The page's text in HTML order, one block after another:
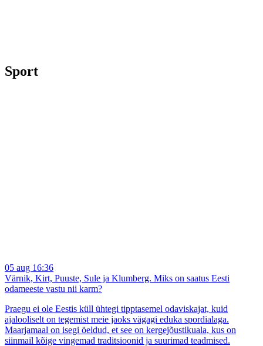
Sport
05 aug 16:36
Värnik, Kirt, Puuste, Sule ja Klumberg. Miks on saatus Eesti
odameeste vastu nii karm?
Praegu ei ole Eestis küll ühtegi tipptasemel odaviskajat, kuid
ajalooliselt on tegemist meie jaoks vägagi eduka spordialaga.
Maarjamaal on isegi öeldud, et see on kergejõustikuala, kus on
siinmail kõige vingemad traditsioonid ja suurimad teadmised.